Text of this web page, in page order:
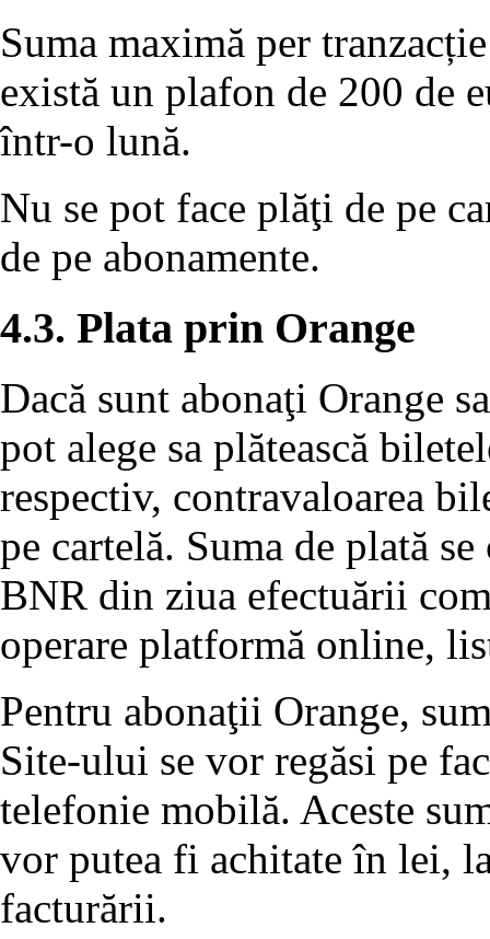
Suma maximă per
există un plafon de 200 de
într-o lună.
Nu se pot face plăţi de pe
de pe abonamente.
4.3. Plata prin Orange
Dacă sunt abonaţi Orange
pot alege sa plătească
respectiv, contravaloarea
pe cartelă. Suma de plată
BNR din ziua efectuării
operare platformă online,
Pentru abonaţii Orange,
Site-ului se vor regăsi pe
telefonie mobilă. Aceste
vor putea fi achitate în lei,
facturării.